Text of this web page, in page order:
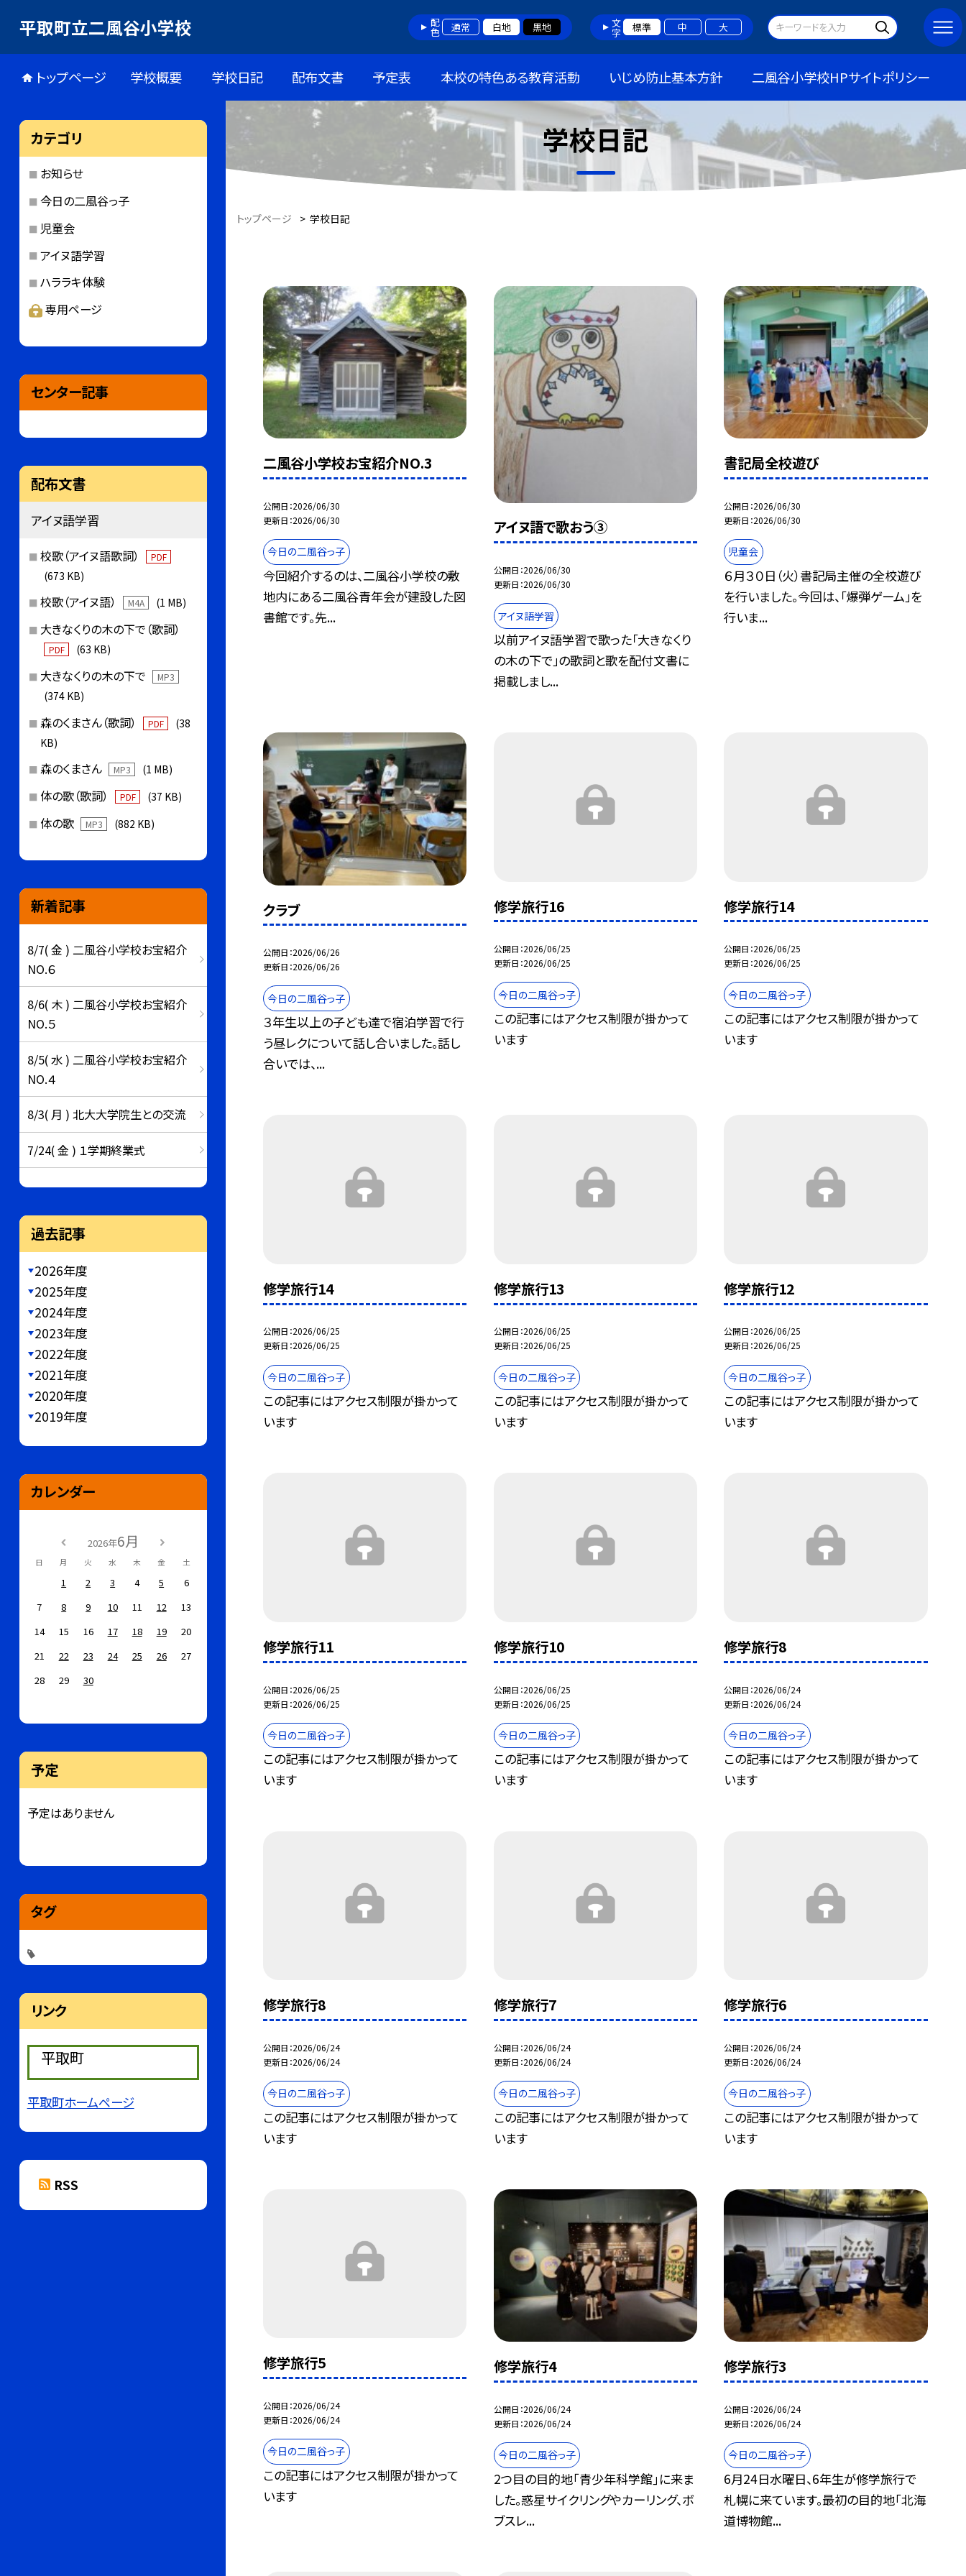
平取町立二風谷小学校 配色 通常 白地 黒地 文字 標準 中 大
トップページ 学校概要 学校日記 配布文書 予定表 本校の特色ある教育活動 いじめ防止基本方針 二風谷小学校HPサイトポリシー
学校日記
トップページ > 学校日記
二風谷小学校お宝紹介NO.3
公開日 2026/06/30
更新日 2026/06/30
今日の二風谷っ子
今回紹介するのは、二風谷小学校の敷
地内にある二風谷青年会が建設した図
書館です。先...
アイヌ語で歌おう③
公開日 2026/06/30
更新日 2026/06/30
アイヌ語学習
以前アイヌ語学習で歌った「大きなくり
の木の下で」の歌詞と歌を配付文書に
掲載しまし...
書記局全校遊び
公開日 2026/06/30
更新日 2026/06/30
児童会
６月３０日（火）書記局主催の全校遊び
を行いました。今回は、「爆弾ゲーム」を
行いま...
クラブ
公開日 2026/06/26
更新日 2026/06/26
今日の二風谷っ子
３年生以上の子ども達で宿泊学習で行
う昼レクについて話し合いました。話し
合いでは、...
修学旅行16
公開日 2026/06/25
更新日 2026/06/25
今日の二風谷っ子
この記事にはアクセス制限が掛かって
います
修学旅行14
公開日 2026/06/25
更新日 2026/06/25
今日の二風谷っ子
この記事にはアクセス制限が掛かって
います
修学旅行14
公開日 2026/06/25
更新日 2026/06/25
今日の二風谷っ子
この記事にはアクセス制限が掛かって
います
修学旅行13
公開日 2026/06/25
更新日 2026/06/25
今日の二風谷っ子
この記事にはアクセス制限が掛かって
います
修学旅行12
公開日 2026/06/25
更新日 2026/06/25
今日の二風谷っ子
この記事にはアクセス制限が掛かって
います
修学旅行11
公開日 2026/06/25
更新日 2026/06/25
今日の二風谷っ子
この記事にはアクセス制限が掛かって
います
修学旅行10
公開日 2026/06/25
更新日 2026/06/25
今日の二風谷っ子
この記事にはアクセス制限が掛かって
います
修学旅行8
公開日 2026/06/24
更新日 2026/06/24
今日の二風谷っ子
この記事にはアクセス制限が掛かって
います
修学旅行8
公開日 2026/06/24
更新日 2026/06/24
今日の二風谷っ子
この記事にはアクセス制限が掛かって
います
修学旅行7
公開日 2026/06/24
更新日 2026/06/24
今日の二風谷っ子
この記事にはアクセス制限が掛かって
います
修学旅行6
公開日 2026/06/24
更新日 2026/06/24
今日の二風谷っ子
この記事にはアクセス制限が掛かって
います
修学旅行5
公開日 2026/06/24
更新日 2026/06/24
今日の二風谷っ子
この記事にはアクセス制限が掛かって
います
修学旅行4
公開日 2026/06/24
更新日 2026/06/24
今日の二風谷っ子
2つ目の目的地｢青少年科学館｣に来ま
した。惑星サイクリングやカーリング、ボ
ブスレ...
修学旅行3
公開日 2026/06/24
更新日 2026/06/24
今日の二風谷っ子
6月24日水曜日、6年生が修学旅行で
札幌に来ています。最初の目的地｢北海
道博物館...
カテゴリ
お知らせ
今日の二風谷っ子
児童会
アイヌ語学習
ハララキ体験
専用ページ
センター記事
配布文書
アイヌ語学習
校歌（アイヌ語歌詞） PDF
(673 KB)
校歌（アイヌ語） M4A (1 MB)
大きなくりの木の下で（歌詞）
PDF (63 KB)
大きなくりの木の下で MP3
(374 KB)
森のくまさん（歌詞） PDF
(38
KB)
森のくまさん MP3 (1 MB)
体の歌（歌詞） PDF (37 KB)
体の歌 MP3 (882 KB)
新着記事
8/7( 金 ) 二風谷小学校お宝紹介
NO.６
8/6( 木 ) 二風谷小学校お宝紹介
NO.５
8/5( 水 ) 二風谷小学校お宝紹介
NO.４
8/3( 月 ) 北大大学院生との交流
7/24( 金 ) １学期終業式
過去記事
2026年度
2025年度
2024年度
2023年度
2022年度
2021年度
2020年度
2019年度
カレンダー
2026年6月
日 月 火 水 木 金 土
1 2 3 4 5
6
7
8 9 10 11 12
13
14
15 16 17 18 19
20
21
22 23 24 25 26
27
28
29 30
予定
予定はありません
タグ
リンク
平取町
平取町ホームページ
RSS